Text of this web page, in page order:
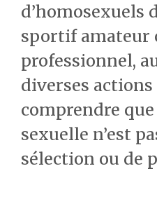
d’homosexuels
sportif amateur
professionnel,
diverses
comprendre
sexuelle n’est
sélection ou de